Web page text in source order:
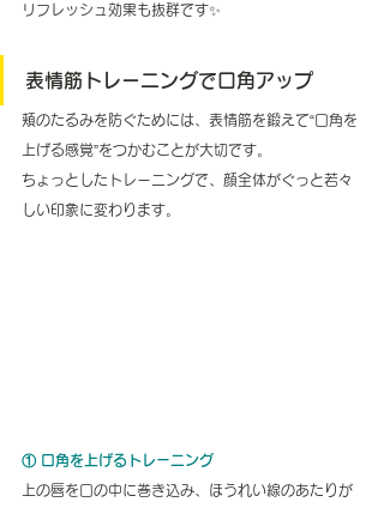
リフレッシュ効果も抜群です✨
表情筋トレーニングで口角アップ
頬のたるみを防ぐためには、表情筋を鍛えて“口角を
上げる感覚”をつかむことが大切です。
ちょっとしたトレーニングで、顔全体がぐっと若々
しい印象に変わります。
① 口角を上げるトレーニング
上の唇を口の中に巻き込み、ほうれい線のあたりが